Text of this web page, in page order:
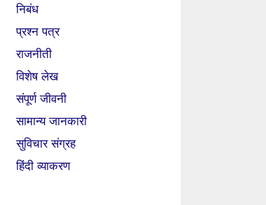
निबंध
प्रश्न पत्र
राजनीती
विशेष लेख
संपूर्ण जीवनी
सामान्य जानकारी
सुविचार संग्रह
हिंदी व्याकरण